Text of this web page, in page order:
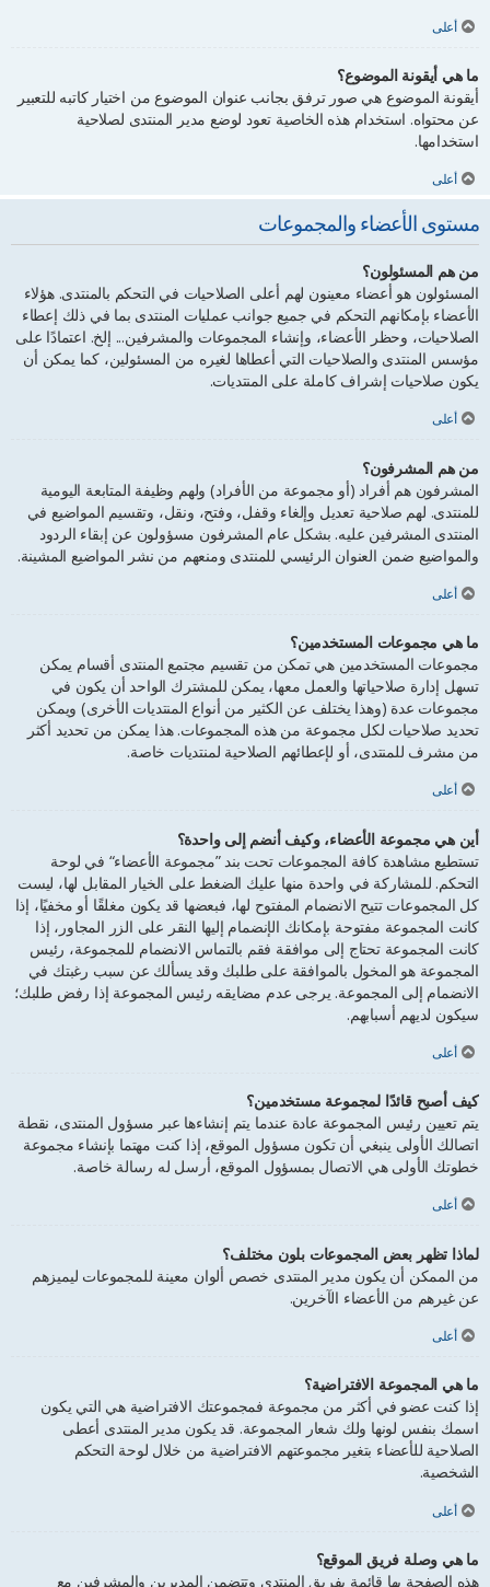
أعلى
ما هي أيقونة الموضوع؟
أيقونة الموضوع هي صور ترفق بجانب عنوان الموضوع من اختيار كاتبه للتعبير
عن محتواه. استخدام هذه الخاصية تعود لوضع مدير المنتدى لصلاحية
استخدامها.
أعلى
مستوى الأعضاء والمجموعات
من هم المسئولون؟
المسئولون هو أعضاء معينون لهم أعلى الصلاحيات في التحكم بالمنتدى. هؤلاء
الأعضاء بإمكانهم التحكم في جميع جوانب عمليات المنتدى بما في ذلك إعطاء
الصلاحيات، وحظر الأعضاء، وإنشاء المجموعات والمشرفين... إلخ. اعتمادًا على
مؤسس المنتدى والصلاحيات التي أعطاها لغيره من المسئولين، كما يمكن أن
يكون صلاحيات إشراف كاملة على المنتديات.
أعلى
من هم المشرفون؟
المشرفون هم أفراد (أو مجموعة من الأفراد) ولهم وظيفة المتابعة اليومية
للمنتدى. لهم صلاحية تعديل وإلغاء وقفل، وفتح، ونقل، وتقسيم المواضيع في
المنتدى المشرفين عليه. بشكل عام المشرفون مسؤولون عن إبقاء الردود
والمواضيع ضمن العنوان الرئيسي للمنتدى ومنعهم من نشر المواضيع المشينة.
أعلى
ما هي مجموعات المستخدمين؟
مجموعات المستخدمين هي تمكن من تقسيم مجتمع المنتدى أقسام يمكن
تسهل إدارة صلاحياتها والعمل معها، يمكن للمشترك الواحد أن يكون في
مجموعات عدة (وهذا يختلف عن الكثير من أنواع المنتديات الأخرى) ويمكن
تحديد صلاحيات لكل مجموعة من هذه المجموعات. هذا يمكن من تحديد أكثر
من مشرف للمنتدى، أو لإعطائهم الصلاحية لمنتديات خاصة.
أعلى
أين هي مجموعة الأعضاء، وكيف أنضم إلى واحدة؟
تستطيع مشاهدة كافة المجموعات تحت بند ”مجموعة الأعضاء“ في لوحة
التحكم. للمشاركة في واحدة منها عليك الضغط على الخيار المقابل لها، ليست
كل المجموعات تتيح الانضمام المفتوح لها، فبعضها قد يكون مغلقًا أو مخفيًا، إذا
كانت المجموعة مفتوحة بإمكانك الإنضمام إليها النقر على الزر المجاور، إذا
كانت المجموعة تحتاج إلى موافقة فقم بالتماس الانضمام للمجموعة، رئيس
المجموعة هو المخول بالموافقة على طلبك وقد يسألك عن سبب رغبتك في
الانضمام إلى المجموعة. يرجى عدم مضايقه رئيس المجموعة إذا رفض طلبك؛
سيكون لديهم أسبابهم.
أعلى
كيف أصبح قائدًا لمجموعة مستخدمين؟
يتم تعيين رئيس المجموعة عادة عندما يتم إنشاءها عبر مسؤول المنتدى، نقطة
اتصالك الأولى ينبغي أن تكون مسؤول الموقع، إذا كنت مهتما بإنشاء مجموعة
خطوتك الأولى هي الاتصال بمسؤول الموقع، أرسل له رسالة خاصة.
أعلى
لماذا تظهر بعض المجموعات بلون مختلف؟
من الممكن أن يكون مدير المنتدى خصص ألوان معينة للمجموعات ليميزهم
عن غيرهم من الأعضاء الآخرين.
أعلى
ما هي المجموعة الافتراضية؟
إذا كنت عضو في أكثر من مجموعة فمجموعتك الافتراضية هي التي يكون
اسمك بنفس لونها ولك شعار المجموعة. قد يكون مدير المنتدى أعطى
الصلاحية للأعضاء بتغير مجموعتهم الافتراضية من خلال لوحة التحكم
الشخصية.
أعلى
ما هي وصلة فريق الموقع؟
هذه الصفحة بها قائمة بفريق المنتدى وتتضمن المديرين والمشرفين مع